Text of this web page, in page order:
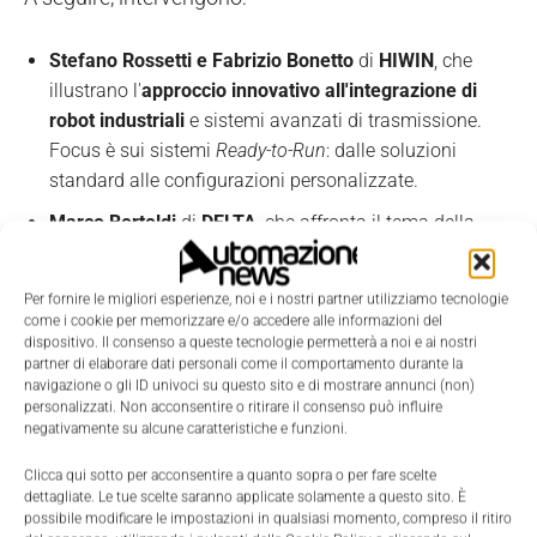
Per fornire le migliori esperienze, noi e i nostri partner utilizziamo tecnologie
come i cookie per memorizzare e/o accedere alle informazioni del
dispositivo. Il consenso a queste tecnologie permetterà a noi e ai nostri
partner di elaborare dati personali come il comportamento durante la
navigazione o gli ID univoci su questo sito e di mostrare annunci (non)
personalizzati. Non acconsentire o ritirare il consenso può influire
negativamente su alcune caratteristiche e funzioni.
Clicca qui sotto per acconsentire a quanto sopra o per fare scelte
dettagliate. Le tue scelte saranno applicate solamente a questo sito. È
possibile modificare le impostazioni in qualsiasi momento, compreso il ritiro
Stefano Rossetti e Fabrizio Bonetto di HIWIN, che
illustrano l'approccio innovativo all'integrazione di
robot industriali e sistemi avanzati di trasmissione.
Focus è sui sistemi Ready-to-Run: dalle soluzioni
standard alle configurazioni personalizzate.
Marco Bertoldi di DELTA , che affronta il tema della
trasformazione industriale attraverso l'automazione
intelligente e la green energy
. Bertoldi propone una
panoramica sulle soluzioni verticali Delta per
l'industria e il ruolo strategico degli alimentatori
embedded nelle applicazioni di automazione.
Paul LiudiTAITRA(Taiwan External Trade
complessiva delletendenze che stanno trainando
l'ecosistema taiwanese delle macchine intelligenti,